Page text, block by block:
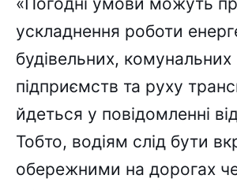
ускладнення роботи
будівельних, комунальних
підприємств та руху
йдеться у повідомленні
Тобто, водіям слід бути
обережними на дорогах